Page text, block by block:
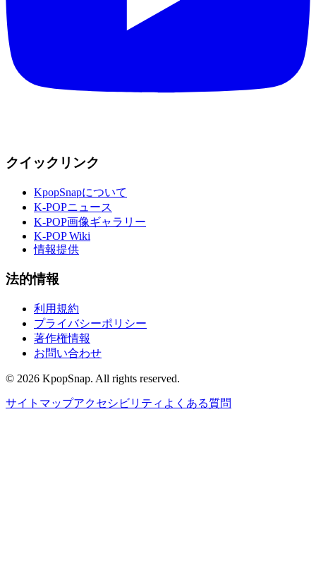
クイックリンク
KpopSnapについて
K-POPニュース
K-POP画像ギャラリー
K-POP Wiki
情報提供
法的情報
利用規約
プライバシーポリシー
著作権情報
お問い合わせ
© 2026 KpopSnap. All rights reserved.
サイトマップアクセシビリティ よくある質問